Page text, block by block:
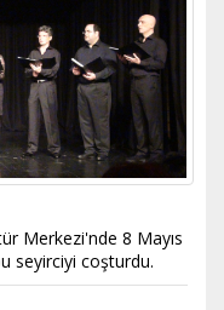
Merkezi'nde 8 Mayıs
seyirciyi coşturdu.